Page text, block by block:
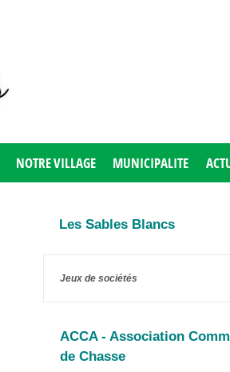
NOTRE VILLAGE MUNICIPALITE
Les Sables Blancs
Jeux de sociétés
ACCA - Association
de Chasse